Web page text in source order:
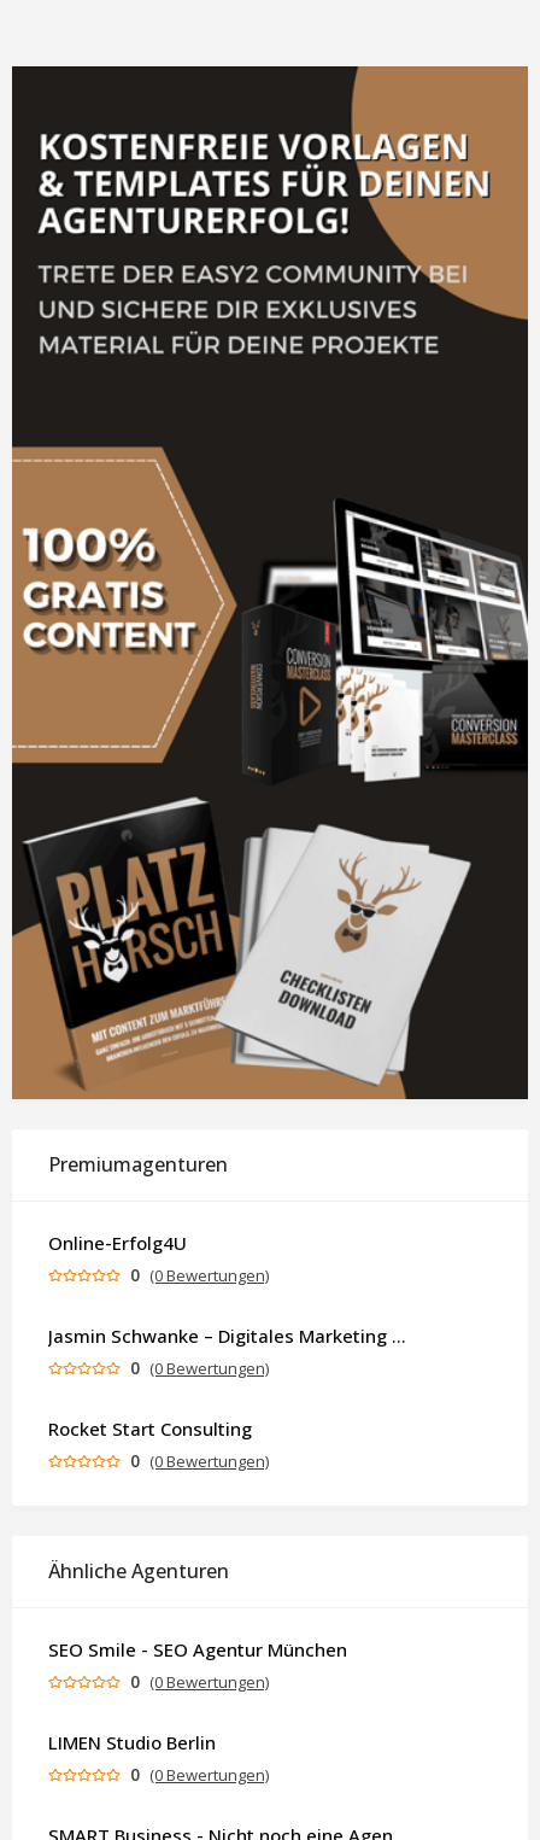
Premiumagenturen
Online-Erfolg4U
0 (0 Bewertungen)
Jasmin Schwanke – Digitales Marketing & KI-gestützte Contenterstellung
0 (0 Bewertungen)
Rocket Start Consulting
0 (0 Bewertungen)
Ähnliche Agenturen
SEO Smile - SEO Agentur München
0 (0 Bewertungen)
LIMEN Studio Berlin
0 (0 Bewertungen)